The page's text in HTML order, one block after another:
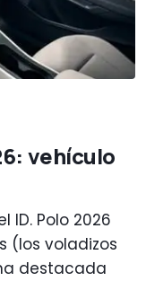
vehículo
ID. Polo 2026
(los voladizos
destacada